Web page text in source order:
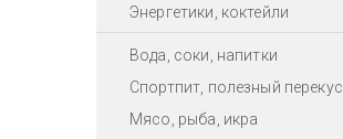
Энергетики, коктейли
Вода, соки, напитки
Спортпит, полезный перекус
Мясо, рыба, икра